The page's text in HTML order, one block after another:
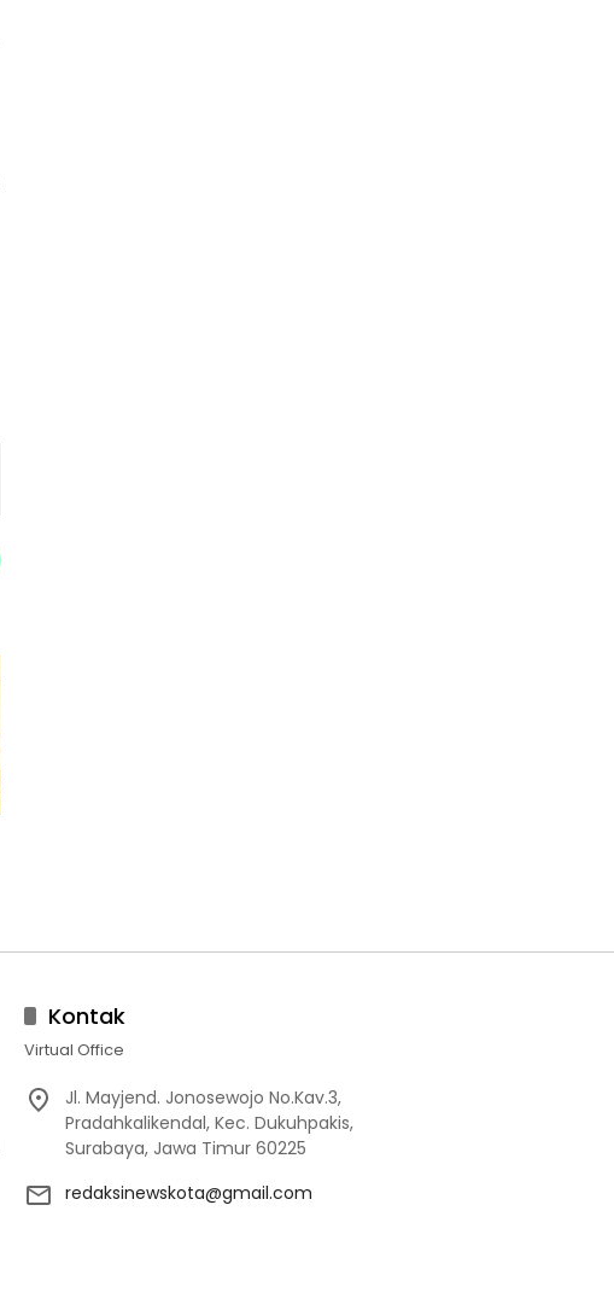
Kontak
Virtual Office
Jl. Mayjend. Jonosewojo No.Kav.3,
Pradahkalikendal, Kec. Dukuhpakis,
Surabaya, Jawa Timur 60225
redaksinewskota@gmail.com